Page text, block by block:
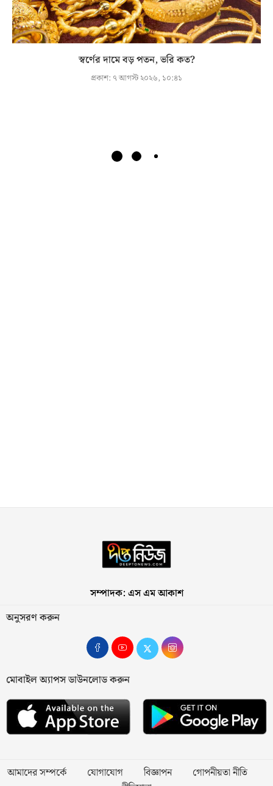
স্বর্ণের দামে বড় পতন, ভরি কত?
প্রকাশ: ৭ আগস্ট ২০২৬, ১০:৪১
সম্পাদক: এস এম আকাশ
অনুসরণ করুন
মোবাইল অ্যাপস ডাউনলোড করুন
আমাদের সম্পর্কে যোগাযোগ বিজ্ঞাপন
গোপনীয়তা নীতি